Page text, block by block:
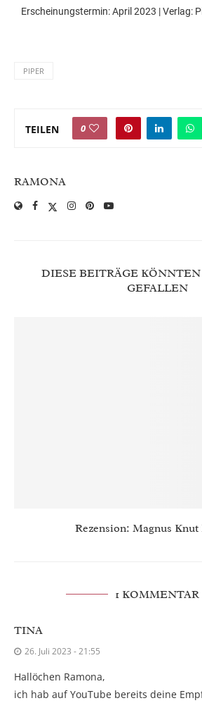
Erscheinungstermin: April 2023 | Verlag:
PIPER
TEILEN 0
RAMONA
DIESE BEITRÄGE
GEFALLEN
Rezension: Magnus Knut
1 KOMMENTAR
TINA
26. Juli 2023 - 21:55
Hallöchen Ramona,
ich hab auf YouTube bereits deine